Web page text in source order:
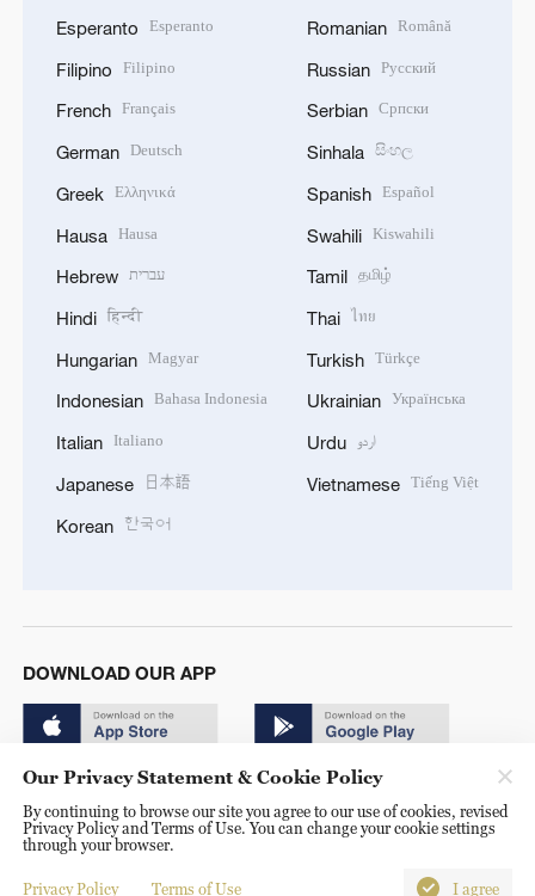
Esperanto Esperanto
Filipino Filipino
French Français
German Deutsch
Greek Ελληνικά
Hausa Hausa
Hebrew עברית
Hindi हिन्दी
Hungarian Magyar
Indonesian Bahasa Indonesia
Italian Italiano
Japanese 日本語
Korean 한국어
Romanian Română
Russian Русский
Serbian Српски
Sinhala සිංහල
Spanish Español
Swahili Kiswahili
Tamil தமிழ்
Thai ไทย
Turkish Türkçe
Ukrainian Українська
Urdu اردو
Vietnamese Tiếng Việt
DOWNLOAD OUR APP
© China Radio International.CRI. All Rights Reserved. 16A
Shijingshan Road, Beijing, China. 100040
Our Privacy Statement & Cookie Policy
By continuing to browse our site you agree to our use of cookies, revised
Privacy Policy and Terms of Use. You can change your cookie settings
through your browser.
Privacy Policy Terms of Use I agree